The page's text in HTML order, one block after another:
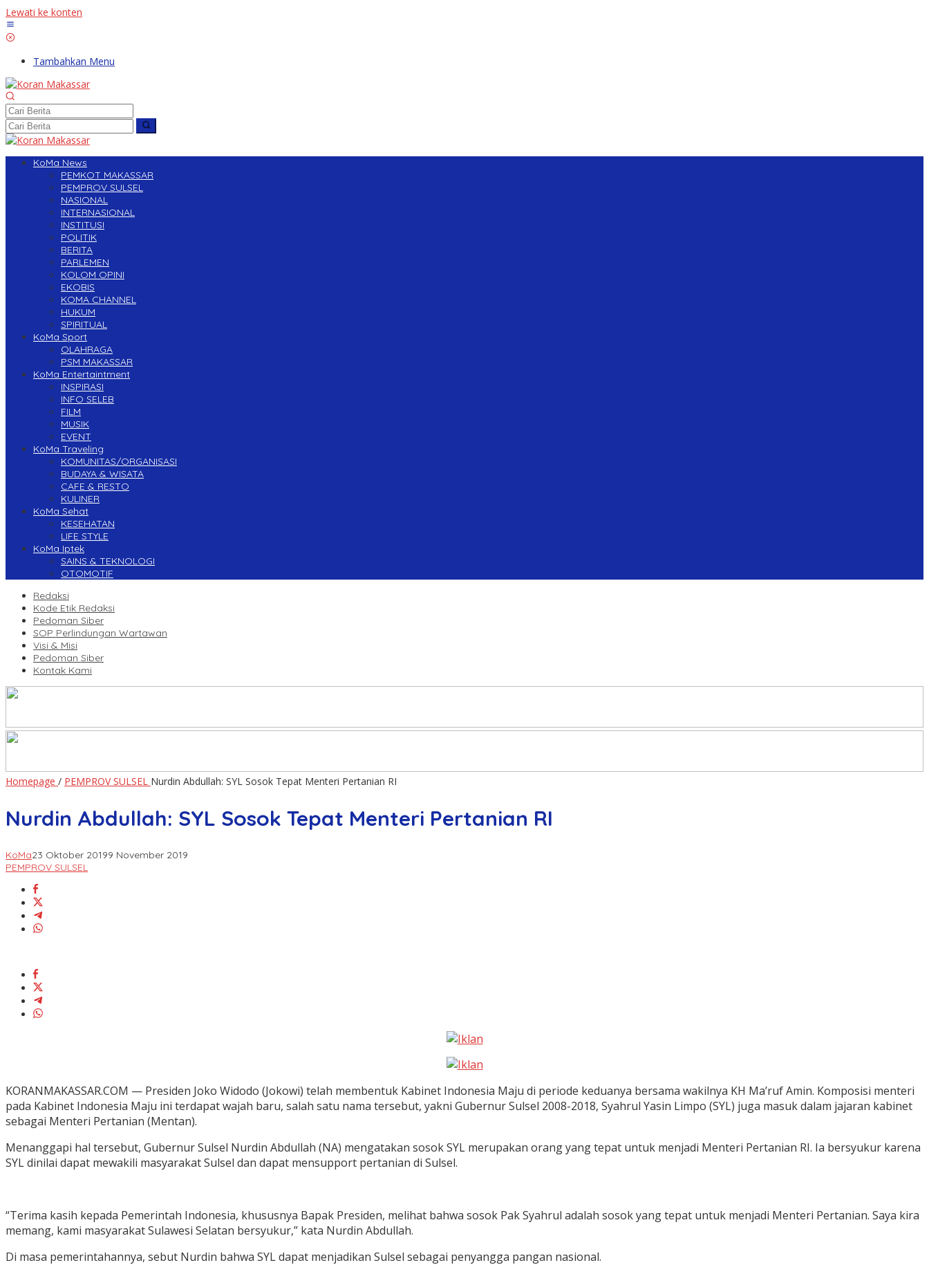
Lewati ke konten
Tambahkan Menu
KoMa News
PEMKOT MAKASSAR
PEMPROV SULSEL
NASIONAL
INTERNASIONAL
INSTITUSI
POLITIK
BERITA
PARLEMEN
KOLOM OPINI
EKOBIS
KOMA CHANNEL
HUKUM
SPIRITUAL
KoMa Sport
OLAHRAGA
PSM MAKASSAR
KoMa Entertaintment
INSPIRASI
INFO SELEB
FILM
MUSIK
EVENT
KoMa Traveling
KOMUNITAS/ORGANISASI
BUDAYA & WISATA
CAFE & RESTO
KULINER
KoMa Sehat
KESEHATAN
LIFE STYLE
KoMa Iptek
SAINS & TEKNOLOGI
OTOMOTIF
Redaksi
Kode Etik Redaksi
Pedoman Siber
SOP Perlindungan Wartawan
Visi & Misi
Pedoman Siber
Kontak Kami
Homepage / PEMPROV SULSEL Nurdin Abdullah: SYL Sosok Tepat Menteri Pertanian RI
Nurdin Abdullah: SYL Sosok Tepat Menteri Pertanian RI
KoMa23 Oktober 20199 November 2019
PEMPROV SULSEL
KORANMAKASSAR.COM — Presiden Joko Widodo (Jokowi) telah membentuk Kabinet Indonesia Maju di periode keduanya bersama wakilnya KH Ma’ruf Amin. Komposisi menteri
pada Kabinet Indonesia Maju ini terdapat wajah baru, salah satu nama tersebut, yakni Gubernur Sulsel 2008-2018, Syahrul Yasin Limpo (SYL) juga masuk dalam jajaran kabinet
sebagai Menteri Pertanian (Mentan).
Menanggapi hal tersebut, Gubernur Sulsel Nurdin Abdullah (NA) mengatakan sosok SYL merupakan orang yang tepat untuk menjadi Menteri Pertanian RI. Ia bersyukur karena
SYL dinilai dapat mewakili masyarakat Sulsel dan dapat mensupport pertanian di Sulsel.
“Terima kasih kepada Pemerintah Indonesia, khususnya Bapak Presiden, melihat bahwa sosok Pak Syahrul adalah sosok yang tepat untuk menjadi Menteri Pertanian. Saya kira
memang, kami masyarakat Sulawesi Selatan bersyukur,” kata Nurdin Abdullah.
Di masa pemerintahannya, sebut Nurdin bahwa SYL dapat menjadikan Sulsel sebagai penyangga pangan nasional.